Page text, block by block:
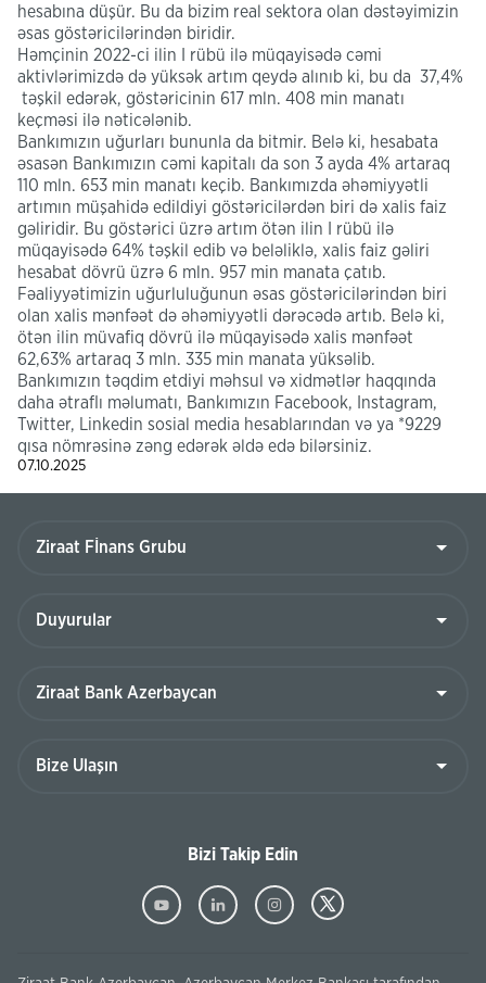
hesabına düşür. Bu da bizim real sektora olan dəstəyimizin
əsas göstəricilərindən biridir.
Həmçinin 2022-ci ilin I rübü ilə müqayisədə cəmi
aktivlərimizdə də yüksək artım qeydə alınıb ki, bu da 37,4%
təşkil edərək, göstəricinin 617 mln. 408 min manatı
keçməsi ilə nəticələnib.
Bankımızın uğurları bununla da bitmir. Belə ki, hesabata
əsasən Bankımızın cəmi kapitalı da son 3 ayda 4% artaraq
110 mln. 653 min manatı keçib. Bankımızda əhəmiyyətli
artımın müşahidə edildiyi göstəricilərdən biri də xalis faiz
gəliridir. Bu göstərici üzrə artım ötən ilin I rübü ilə
müqayisədə 64% təşkil edib və beləliklə, xalis faiz gəliri
hesabat dövrü üzrə 6 mln. 957 min manata çatıb.
Fəaliyyətimizin uğurluluğunun əsas göstəricilərindən biri
olan xalis mənfəət də əhəmiyyətli dərəcədə artıb. Belə ki,
ötən ilin müvafiq dövrü ilə müqayisədə xalis mənfəət
62,63% artaraq 3 mln. 335 min manata yüksəlib.
Bankımızın təqdim etdiyi məhsul və xidmətlər haqqında
daha ətraflı məlumatı, Bankımızın Facebook, Instagram,
Twitter, Linkedin sosial media hesablarından və ya *9229
qısa nömrəsinə zəng edərək əldə edə bilərsiniz.
07.10.2025
Bizi Takip Edin